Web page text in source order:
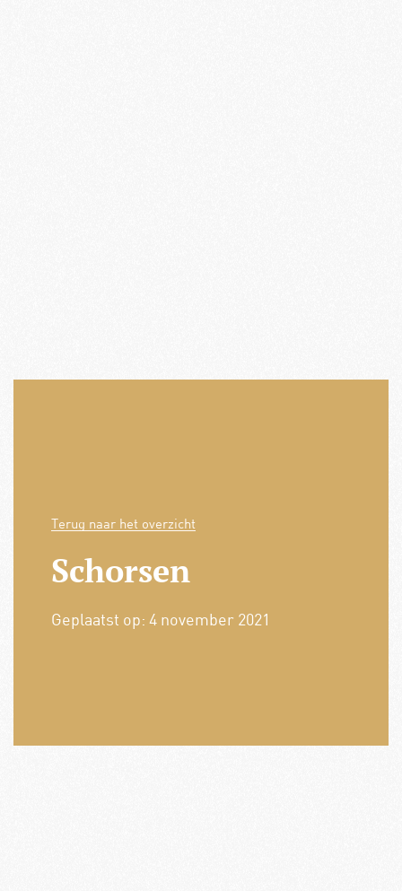
Terug naar het overzicht
Schorsen
Geplaatst op: 4 november 2021